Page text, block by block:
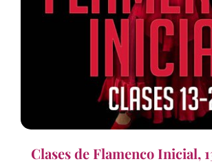
Clases de Flamenco Inicial,